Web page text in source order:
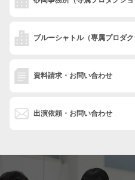
ブルーシャトル（専属プロダク
資料請求・お問い合わせ
出演依頼・お問い合わせ